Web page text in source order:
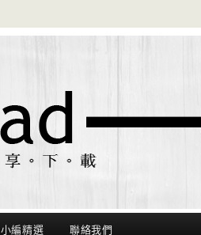
小編精選 聯絡我們